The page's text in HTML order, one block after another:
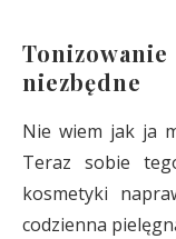
niezbędne
Nie wiem jak ja
Teraz sobie
kosmetyki
codzienna